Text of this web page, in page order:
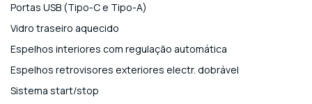
Portas USB (Tipo-C e Tipo-A)
Vidro traseiro aquecido
Espelhos interiores com regulação automática
Espelhos retrovisores exteriores electr. dobrável
Sistema start/stop